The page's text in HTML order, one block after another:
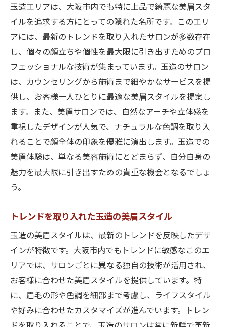
大阪市の美眉サロンが提供する最新技術
トレンドを押さえた大阪市の美眉サロン情
報
大阪市での美眉トレンドを体験できる場所
サロン巡りで見つける大阪市の美眉の魅力
心斎橋で自分を引き出す美眉スタイルの実現
心斎橋で叶える個性豊かな美眉スタイル
心斎橋のサロンで提案される美眉デザイン
自分に合った心斎橋の美眉トレンドを知る
心斎橋での美眉スタイル実現へのステップ
心斎橋サロンで体感する美眉の変化
難波で見つける美眉の新境地
難波にある美眉サロンの特徴を知る
難波で挑戦する新しい美眉スタイル
難波でのサロン選びのポイント
個性を引き出す難波の美眉サロン訪問記
難波で見つける理想の美眉デザイン
難波エリアで注目の美眉スタイル
玉造エリアは、大阪市内でも特に上品で綺麗な美眉スタ
イルを追求する方にとっての隠れた名所です。このエリ
アには、最新のトレンドを取り入れたサロンが多数存在
し、個々の顔立ちや個性を最大限に引き出すためのプロ
フェッショナルな技術が集まっています。玉造のサロン
は、カウンセリングから施術まで細やかなサービスを提
供し、お客様一人ひとりに最適な美眉スタイルを提案し
ます。また、美眉サロンでは、自然なアーチや立体感を
重視したデザインが人気で、ナチュラルな色調を取り入
れることで顔全体の印象を優雅に演出します。玉造での
美眉体験は、単なる美容施術にとどまらず、自分自身の
魅力を最大限に引き出すための貴重な機会となるでしょ
う。
トレンドを取り入れた玉造の美眉スタイル
玉造の美眉スタイルは、最新のトレンドを反映したデザ
インが特徴です。大阪市内でもトレンドに敏感なこのエ
リアでは、サロンごとに異なる独自の技術が活用され、
お客様に合わせた美眉スタイルを提供しています。特
に、眉毛の形や色調を細部まで考慮し、ライフスタイル
や好みに合わせたカスタマイズが進んでいます。トレン